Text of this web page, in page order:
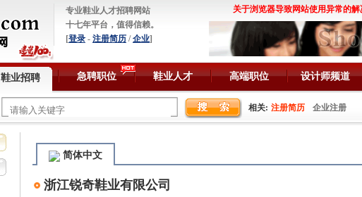
专业鞋业人才招聘网站
十七年平台，值得信赖。
[登录 - 注册简历 /企业]
关于浏览器导致网站使用异常的解
鞋业招聘 急聘职位 鞋业人才 高端职位 设计师频道
相关: 注册简历 企业注册
简体中文
浙江锐奇鞋业有限公司